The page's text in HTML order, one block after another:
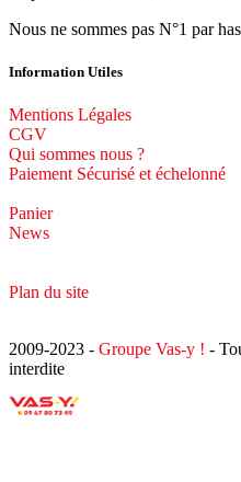
Nous ne sommes pas N°1 par
Information Utiles
Mentions Légales
CGV
Qui sommes nous ?
Paiement Sécurisé et échelonné
Panier
News
Plan du site
2009-2023 - Groupe Vas-y ! -
interdite